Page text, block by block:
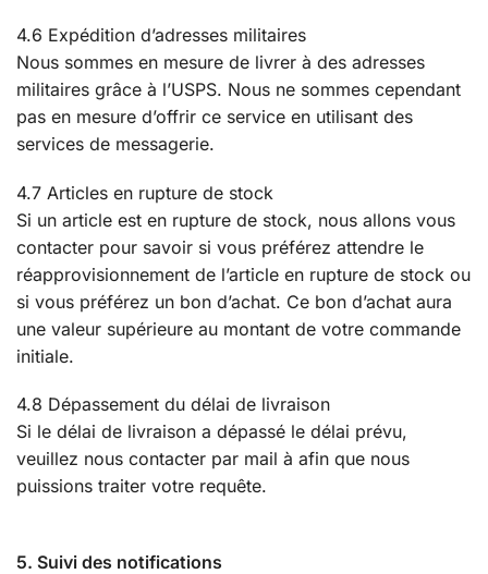
4.6 Expédition d’adresses militaires
Nous sommes en mesure de livrer à des adresses
militaires grâce à l’USPS. Nous ne sommes cependant
pas en mesure d’offrir ce service en utilisant des
services de messagerie.
4.7 Articles en rupture de stock
Si un article est en rupture de stock, nous allons vous
contacter pour savoir si vous préférez attendre le
réapprovisionnement de l’article en rupture de stock ou
si vous préférez un bon d’achat. Ce bon d’achat aura
une valeur supérieure au montant de votre commande
initiale.
4.8 Dépassement du délai de livraison
Si le délai de livraison a dépassé le délai prévu,
veuillez nous contacter par mail à afin que nous
puissions traiter votre requête.
5. Suivi des notifications